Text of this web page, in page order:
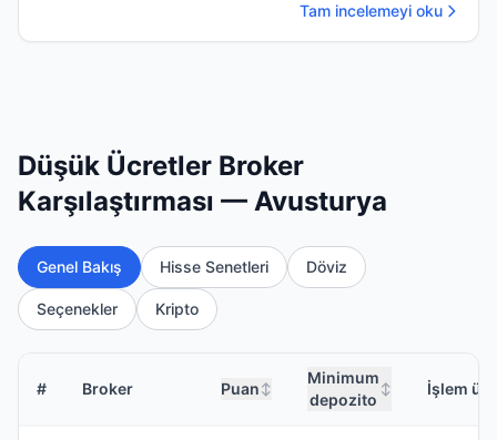
Tam incelemeyi oku
Düşük Ücretler Broker
Karşılaştırması — Avusturya
Genel Bakış Hisse Senetleri Döviz
Seçenekler Kripto
# Broker Puan ↕
Minimum
depozito
↕ İşlem